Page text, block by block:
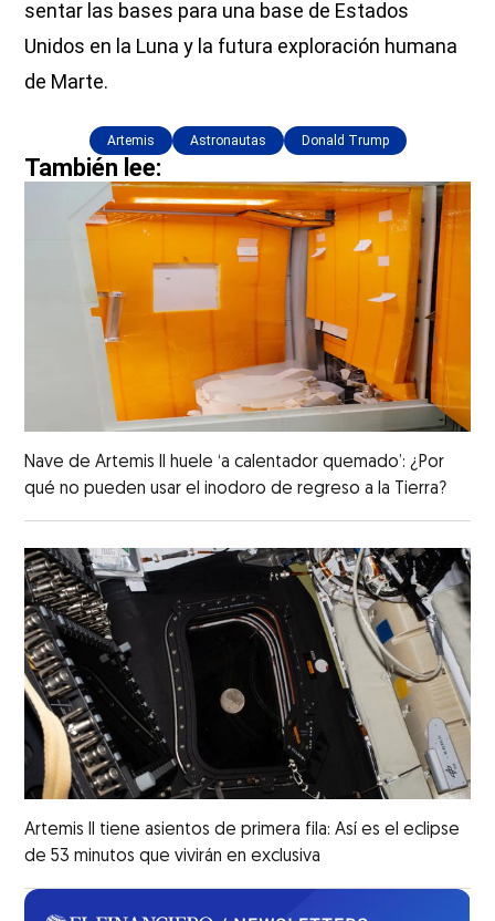
sentar las bases para una base de Estados
Unidos en la Luna y la futura exploración humana
de Marte.
Artemis Astronautas Donald Trump
También lee:
Nave de Artemis II huele ‘a calentador quemado’: ¿Por
qué no pueden usar el inodoro de regreso a la Tierra?
Artemis II tiene asientos de primera fila: Así es el eclipse
de 53 minutos que vivirán en exclusiva